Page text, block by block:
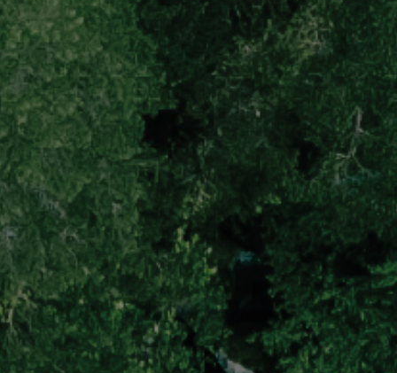
Sistemi di Gestione
Safety
Sicurezza sul Lavoro
Assistenza Ambientale
Sicurezza Alimentare
Cyber Security